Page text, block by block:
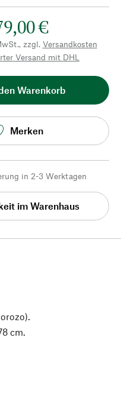
€
zzgl. Versandkosten
Versand mit DHL
Warenkorb
Merken
in 2-3 Werktagen
im Warenhaus
cm.